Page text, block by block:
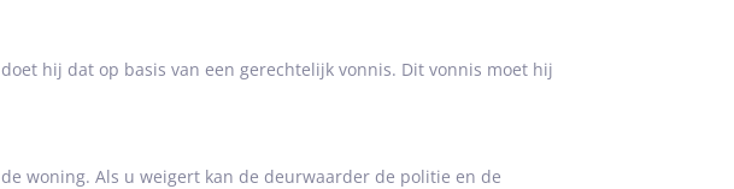
hij dat op basis van een gerechtelijk vonnis. Dit vonnis moet hij
woning. Als u weigert kan de deurwaarder de politie en de